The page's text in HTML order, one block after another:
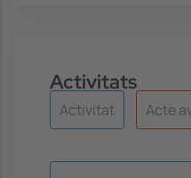
Activitats
Activitat Acte